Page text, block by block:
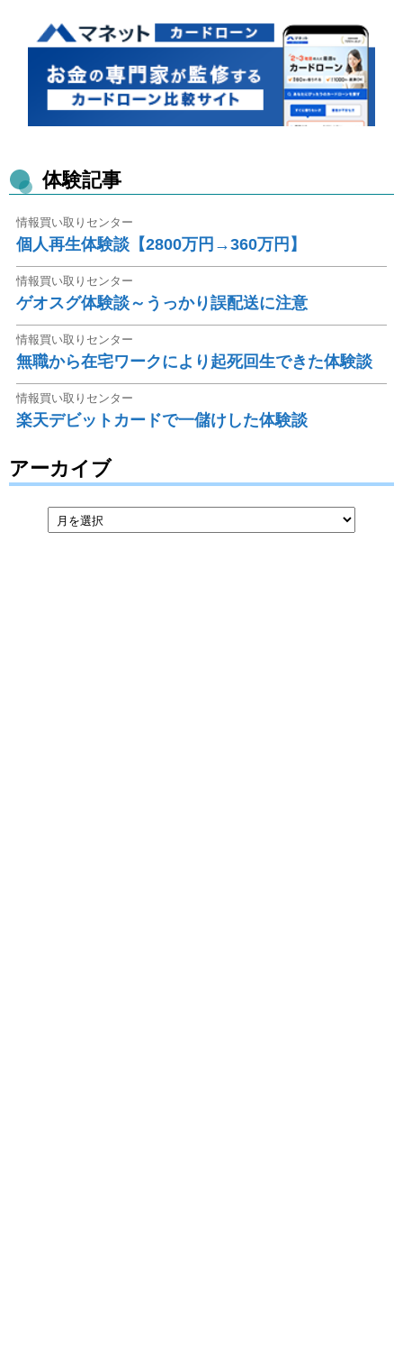
体験記事
情報買い取りセンター
個人再生体験談【2800万円→360万円】
情報買い取りセンター
ゲオスグ体験談～うっかり誤配送に注意
情報買い取りセンター
無職から在宅ワークにより起死回生できた体験談
情報買い取りセンター
楽天デビットカードで一儲けした体験談
アーカイブ